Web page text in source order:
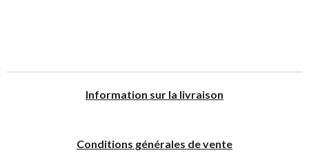
Information sur la livraison
Conditions générales de vente